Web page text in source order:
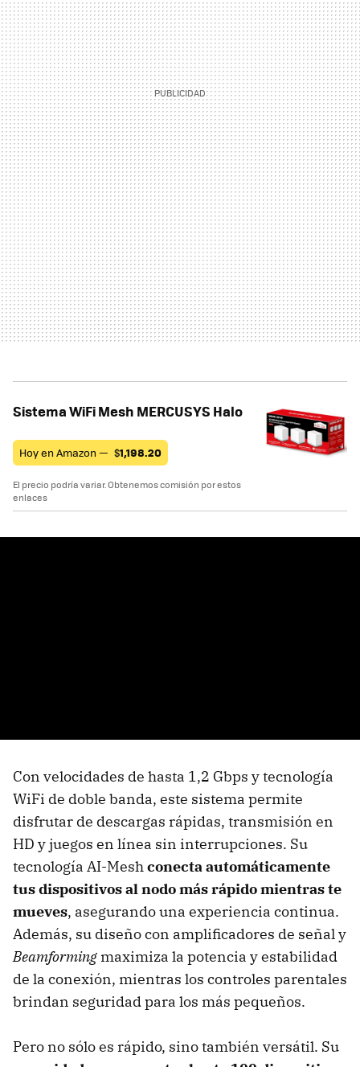
Sistema WiFi Mesh MERCUSYS Halo
Hoy en Amazon — $1,198.20
El precio podría variar. Obtenemos comisión por estos
enlaces
Con velocidades de hasta 1,2 Gbps y tecnología
WiFi de doble banda, este sistema permite
disfrutar de descargas rápidas, transmisión en
HD y juegos en línea sin interrupciones. Su
tecnología AI-Meshconecta automáticamente
tus dispositivos al nodo más rápido mientras te
mueves, asegurando una experiencia continua.
Además, su diseño con amplificadores de señal y
Beamforming maximiza la potencia y estabilidad
de la conexión, mientras los controles parentales
brindan seguridad para los más pequeños.
Pero no sólo es rápido, sino también versátil. Su